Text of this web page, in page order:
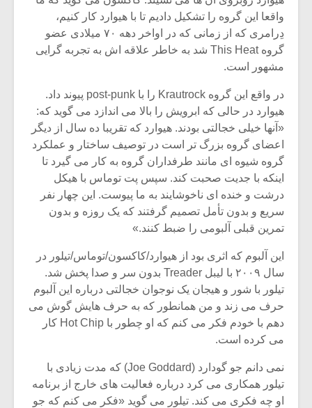
واقعا این گروه را تشکیل دادیم تا با هیوارد کار کنیم،
دِرامری که از زمانی که در اواخر دهه ۷۰ میلادی عضو
گروه This Heat شد به خاطر علاقه اش به تجربه گرایی
مشهور است.
در واقع این گروه Krautrock را با post-punk پیوند داد.
هیوارد در حالی که ابرویش را بالا می اندازد می گوید که:
«آنها خیلی خجالتی بودند. هیوارد که تقریبا ده سال از دیگر
اعضای گروه بزرگ تر است در توصیف ساختار و عملکرد
گروه شیوه ای مانند طرفداران گروه به کار می گیرد تا
اینکه با جدیت صحبت کند. سپس پت توماس با هیکل
درشت و خنده ای ناخوشایند به ما پیوست. این چهار نفر
سریع و بدون تأمل تصمیم گرفتند که یک روزه و بدون
تمرین قبلی آلبومی را ضبط کنند.»
این آلبوم که اثری بود از هیوارد/کاکسون/توماس/تیلور در
سال ۲۰۰۹ با لیبل Treader بدون سر و صدا پخش شد.
تیلور با شور و هیجان یک نوجوان خجالتی درباره این آلبوم
حرف می زند و من همانطور که به حرف هایش گوش می
دهم با خودم فکر می کنم که او چطور با Hot Chip کار
می کرده است.
نمی دانم جو گودارد (Joe Goddard) که مدت زیادی با
تیلور همکاری می کرد درباره فعالیت های خارج از برنامه
او چه فکری می کند. تیلور می گوید «فکر می کنم که جو
میکلوش روژا
یادداشتی بر موسیقی
متن فیلم «متری
شیش و نیم»
مشهورترین باشی،
بدنام ترین باش
موسیقی
موسیقی